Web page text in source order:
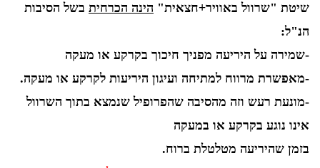
שיטת "שרוול באוויר+חצאית" הינה הכרחית בשל הסיבות
הנ"ל:
-שמירה על היריעה מפניך חיכוך בקרקע או מעקה
-מאפשרת מרווח למתיחה ועיגון היריעות לקרקע או מעקה.
-מונעת רעש וזה מהסיבה שהפרופיל שנמצא בתוך השרוול
אינו נוגע בקרקע או במעקה
בזמן שהיריעה מטלטלת ברוח.